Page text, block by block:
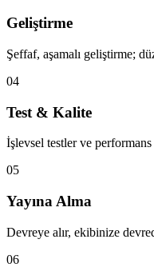
Geliştirme
Şeffaf, aşamalı geliştirme;
04
Test & Kalite
İşlevsel testler ve
05
Yayına Alma
Devreye alır, ekibinize
06